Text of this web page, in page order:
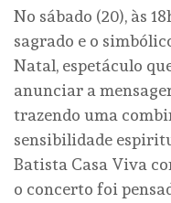
No sábado (20), às
sagrado e o
Natal, espetáculo
anunciar a
trazendo uma
sensibilidade
Batista Casa Viva
o concerto foi